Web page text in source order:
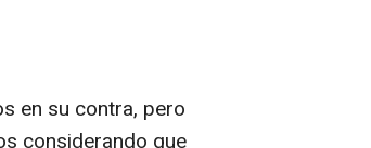
en su contra, pero
considerando que